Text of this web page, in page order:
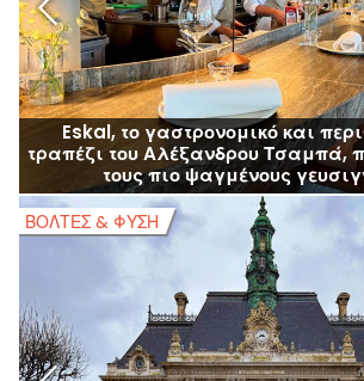
Eskal, το γαστρονομικό και
τραπέζι του Αλέξανδρου Τσαμπά,
τους πιο ψαγμένους
ΒΌΛΤΕΣ & ΦΎΣΗ